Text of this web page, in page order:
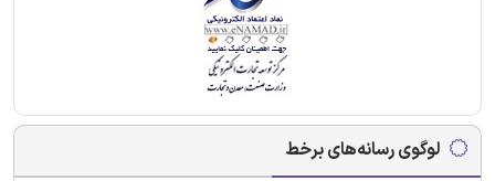
لوگوی رسانه‌های برخط